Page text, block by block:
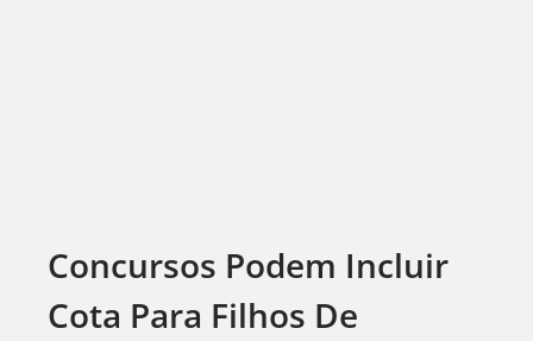
Concursos Podem Incluir
Cota Para Filhos De